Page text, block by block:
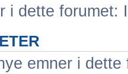
i dette
emner i dette